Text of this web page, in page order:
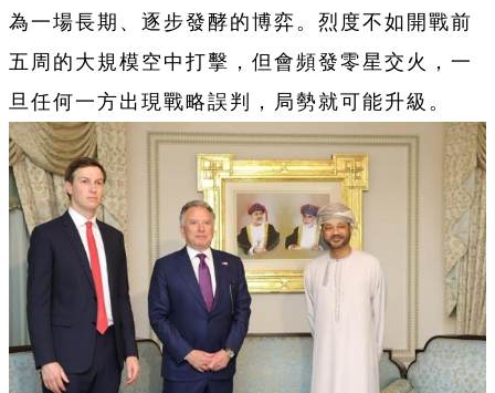
為一場長期、逐步發酵的博弈。烈度不如開戰前
五周的大規模空中打擊，但會頻發零星交火，一
旦任何一方出現戰略誤判，局勢就可能升級。